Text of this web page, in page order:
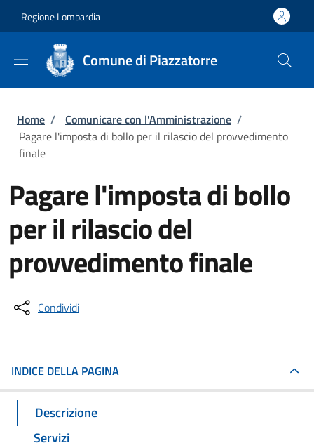
Regione Lombardia
Comune di Piazzatorre
Briciole di pane
Home / Comunicare con l'Amministrazione /
Pagare l'imposta di bollo per il rilascio del provvedimento
finale
Pagare l'imposta di bollo
per il rilascio del
provvedimento finale
Condividi
INDICE DELLA PAGINA
Descrizione
Servizi